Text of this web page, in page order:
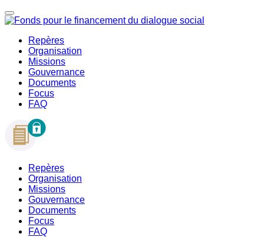
Repères
Organisation
Missions
Gouvernance
Documents
Focus
FAQ
Repères
Organisation
Missions
Gouvernance
Documents
Focus
FAQ